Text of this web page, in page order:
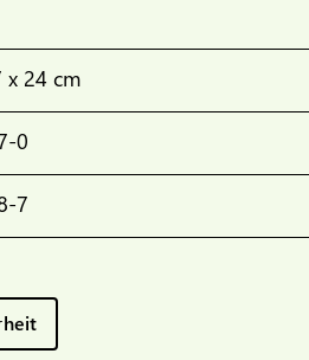
x 24 cm
0
7